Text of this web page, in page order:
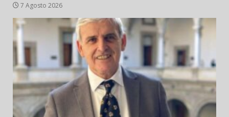
7 Agosto 2026